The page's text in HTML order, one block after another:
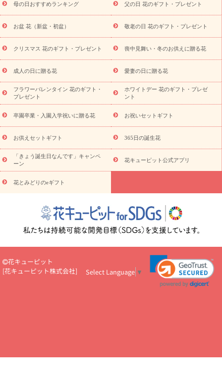
供え・お悔やみ商品一覧
お供え・お悔やみの花
四十九日法要以
降に贈る花
通夜・葬儀に贈る花
お供え お花とセットギフト
お供え プリザーブドフラワー
ペットのお供えフラワー
お盆（新
盆・初盆）
その他 お祝い返し お見舞い
お取り寄せギフト
ビジネス用
ご自宅用 観葉植物 ミディ胡蝶蘭
プリザーブ
ドフラワー
スタイルから探す アレンジメント 花束
スタ
ンド花
お祝い お供え・お悔やみ 胡蝶蘭 胡蝶蘭・花鉢
ディ胡蝶蘭・お祝い
ミディ胡蝶蘭・お供え
世界初の青色胡蝶蘭
観葉植物
観葉植物 産直多肉植物
プリザーブドフラワー
お祝い
お供え・お悔やみ 花とセットギフト
セミオーダー
プチギフト（hanamore -ハナモア-）
花とみどりのeギフト
キューピットのeGfit
カラー ピンク イエローオレンジ
レッ
ド
お花の種類 トルコキキョウ
お祝い お祝い・3000円～ お祝い・4000円～
お祝い・
5000円～
お祝い・7000円～ お祝い・ 10000円～
お供え・お
悔やみ
円～
お供え・お悔やみ・
読み物
いのマナー
定年退職祝いのマナー
お祝いを贈るときのマナー・
花キューピットのお祝いコラム一覧
誕生日のお花を「色
彩心理学」で選ぶ方法
結婚祝いの予算相場
出産祝いお役立ち情
ール
新築引っ越し祝いコラム お祝い花のマナー総まとめ
職
場上司や先輩へ贈るお祝い花の正解は？
開店祝いの花 選び方ガイ
あり)
花キューピット×専門家
CO2排出量削減 / SDGsを考える
母の日おすすめランキング 父の日 花のギフト・プレゼント
お盆 花（新盆・初盆） 敬老の日 花のギフト・プレゼント
クリスマス 花のギフト・プレゼント 喪中見舞い・冬のお供えに贈る花
成人の日に贈る花 愛妻の日に贈る花
フラワーバレンタイン 花のギフト・
プレゼント
ホワイトデー 花のギフト・プレゼ
ント
卒園卒業・入園入学祝いに贈る花 お祝いセットギフト
お供えセットギフト 365日の誕生花
「きょう誕生日なんです」キャンペ
ーン
花キューピット公式アプリ
花とみどりのeギフト
花キューピット
[花キューピット株式会社] Select Language ▼